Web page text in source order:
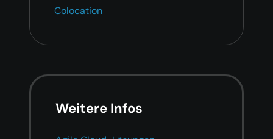
Colocation
Weitere Infos